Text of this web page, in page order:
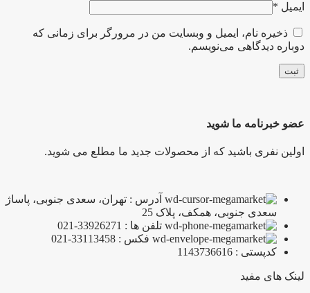
ایمیل *
ذخیره نام، ایمیل و وبسایت من در مرورگر برای زمانی که
دوباره دیدگاهی می‌نویسم.
عضو خبرنامه ما شوید
اولین نفری باشید که از محصولات جدید ما مطلع می شوید.
آدرس : تهران، سعدی جنوبی، پاساژ
سعدی جنوبی، همکف، پلاک 25
تلفن ها : 33926271-021
فکس : 33113458-021
کدپستی : 1143736616
لینک های مفید